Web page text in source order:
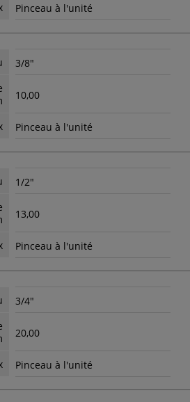
Pinceau à l'unité
3/8"
10,00
Pinceau à l'unité
1/2"
13,00
Pinceau à l'unité
3/4"
20,00
Pinceau à l'unité